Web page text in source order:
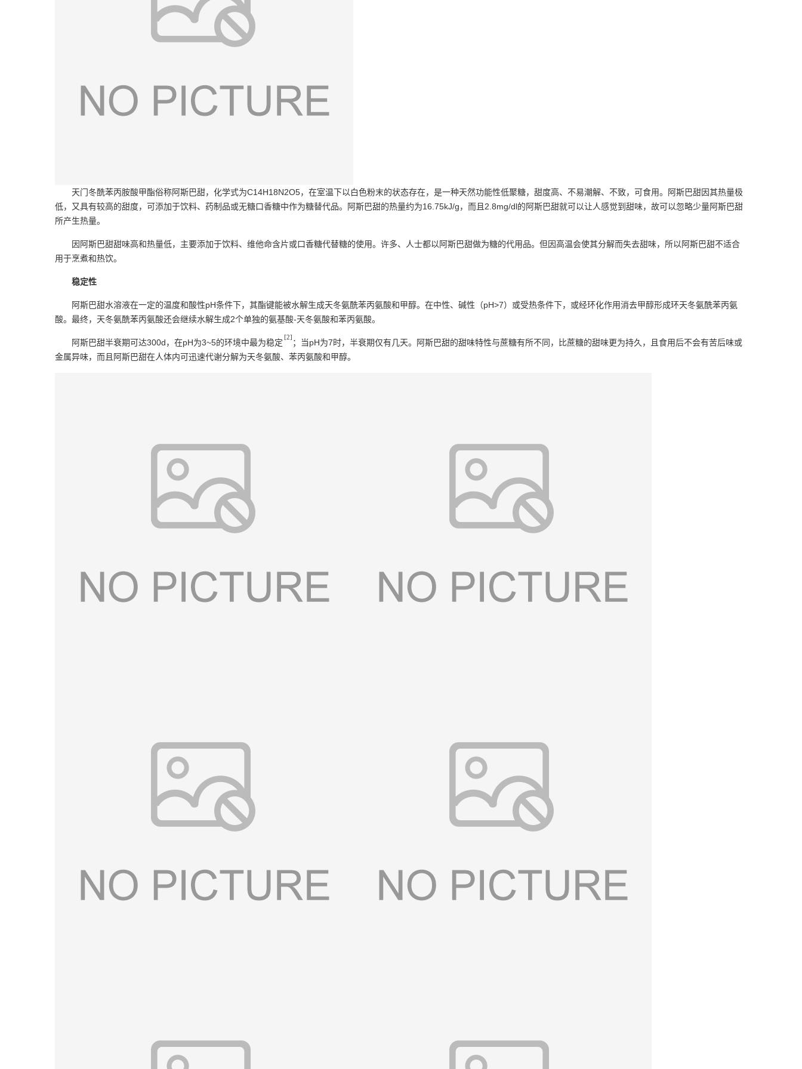
天门冬酰苯丙胺酸甲酯俗称阿斯巴甜，化学式为C14H18N2O5，在室温下以白色粉末的状态存在，是一种天然功能性低聚糖，甜度高、不易潮解、不致，可食用。阿斯巴甜因其热量极
低，又具有较高的甜度，可添加于饮料、药制品或无糖口香糖中作为糖替代品。阿斯巴甜的热量约为16.75kJ/g，而且2.8mg/dl的阿斯巴甜就可以让人感觉到甜味，故可以忽略少量阿斯巴甜
所产生热量。
因阿斯巴甜甜味高和热量低，主要添加于饮料、维他命含片或口香糖代替糖的使用。许多、人士都以阿斯巴甜做为糖的代用品。但因高温会使其分解而失去甜味，所以阿斯巴甜不适合
用于烹煮和热饮。
稳定性
阿斯巴甜水溶液在一定的温度和酸性pH条件下，其酯键能被水解生成天冬氨酰苯丙氨酸和甲醇。在中性、碱性（pH>7）或受热条件下，或经环化作用消去甲醇形成环天冬氨酰苯丙氨
酸。最终，天冬氨酰苯丙氨酸还会继续水解生成2个单独的氨基酸-天冬氨酸和苯丙氨酸。
阿斯巴甜半衰期可达300d，在pH为3~5的环境中最为稳定
[2]
；当pH为7时，半衰期仅有几天。阿斯巴甜的甜味特性与蔗糖有所不同，比蔗糖的甜味更为持久，且食用后不会有苦后味或
金属异味，而且阿斯巴甜在人体内可迅速代谢分解为天冬氨酸、苯丙氨酸和甲醇。